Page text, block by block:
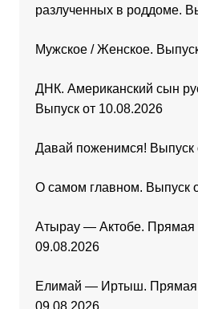
разлученных в роддоме.
Мужское / Женское.
ДНК. Американский сын
Выпуск от 10.08.2026
Давай поженимся! Выпуск
О самом главном. Выпуск
Атырау — Актобе. Прямая
09.08.2026
Елимай — Иртыш. Прямая
09.08.2026